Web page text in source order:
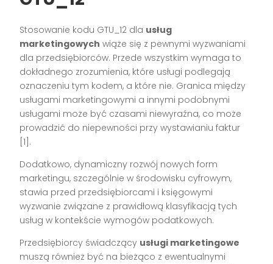
Stosowanie kodu GTU_12 dla usług
marketingowych wiąże się z pewnymi wyzwaniami
dla przedsiębiorców. Przede wszystkim wymaga to
dokładnego zrozumienia, które usługi podlegają
oznaczeniu tym kodem, a które nie. Granica między
usługami marketingowymi a innymi podobnymi
usługami może być czasami niewyraźna, co może
prowadzić do niepewności przy wystawianiu faktur
[1].
Dodatkowo, dynamiczny rozwój nowych form
marketingu, szczególnie w środowisku cyfrowym,
stawia przed przedsiębiorcami i księgowymi
wyzwanie związane z prawidłową klasyfikacją tych
usług w kontekście wymogów podatkowych.
Przedsiębiorcy świadczący usługi marketingowe
muszą również być na bieżąco z ewentualnymi